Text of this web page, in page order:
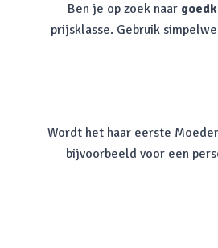
Ben je op zoek naar
prijsklasse. Gebruik
Wordt het haar eerste
bijvoorbeeld voor een